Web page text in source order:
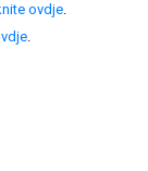
ovdje.
.